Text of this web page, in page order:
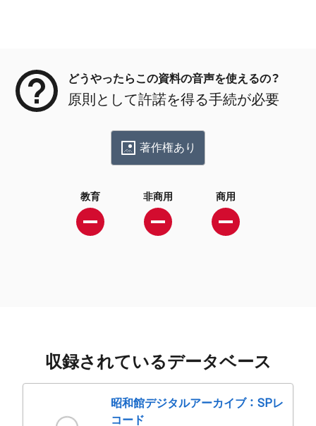
どうやったらこの資料の音声を使えるの？
原則として許諾を得る手続が必要
著作権あり
教育 非商用 商用
収録されているデータベース
昭和館デジタルアーカイブ ： SPレ
コード